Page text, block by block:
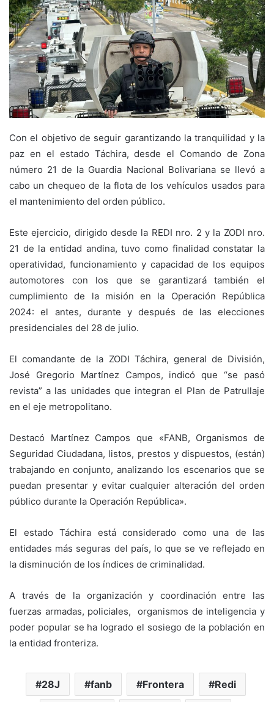
Con el objetivo de seguir garantizando la tranquilidad y la
paz en el estado Táchira, desde el Comando de Zona
número 21 de la Guardia Nacional Bolivariana se llevó a
cabo un chequeo de la flota de los vehículos usados para
el mantenimiento del orden público.
Este ejercicio, dirigido desde la REDI nro. 2 y la ZODI nro.
21 de la entidad andina, tuvo como finalidad constatar la
operatividad, funcionamiento y capacidad de los equipos
automotores con los que se garantizará también el
cumplimiento de la misión en la Operación República
2024: el antes, durante y después de las elecciones
presidenciales del 28 de julio.
El comandante de la ZODI Táchira, general de División,
José Gregorio Martínez Campos, indicó que “se pasó
revista” a las unidades que integran el Plan de Patrullaje
en el eje metropolitano.
Destacó Martínez Campos que «FANB, Organismos de
Seguridad Ciudadana, listos, prestos y dispuestos, (están)
trabajando en conjunto, analizando los escenarios que se
puedan presentar y evitar cualquier alteración del orden
público durante la Operación República».
El estado Táchira está considerado como una de las
entidades más seguras del país, lo que se ve reflejado en
la disminución de los índices de criminalidad.
A través de la organización y coordinación entre las
fuerzas armadas, policiales, organismos de inteligencia y
poder popular se ha logrado el sosiego de la población en
la entidad fronteriza.
28J fanb Frontera Redi